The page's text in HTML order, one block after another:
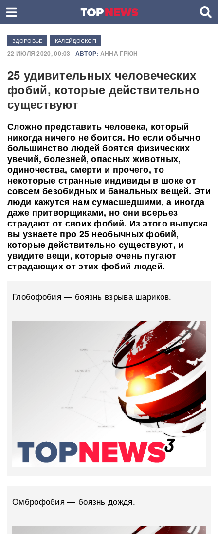
ЗДОРОВЬЕ КАЛЕЙДОСКОП
22 ИЮЛЯ 2020, 00:03 | АВТОР: АННА ГРЮН
25 удивительных человеческих
фобий, которые действительно
существуют
Сложно представить человека, который
никогда ничего не боится. Но если обычно
большинство людей боятся физических
увечий, болезней, опасных животных,
одиночества, смерти и прочего, то
некоторые странные индивиды в шоке от
совсем безобидных и банальных вещей. Эти
люди кажутся нам сумасшедшими, а иногда
даже притворщиками, но они всерьез
страдают от своих фобий. Из этого выпуска
вы узнаете про 25 необычных фобий,
которые действительно существуют, и
увидите вещи, которые очень пугают
страдающих от этих фобий людей.
Глобофобия — боязнь взрыва шариков.
Омброфобия — боязнь дождя.